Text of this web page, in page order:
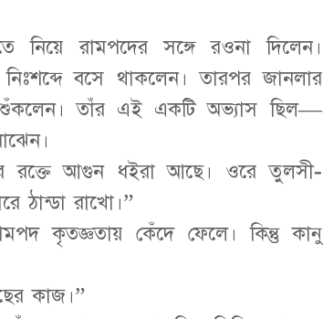
নিয়ে রামপদের সঙ্গে রওনা দিলেন।
বসে থাকলেন। তারপর জানলার
তাঁর এই একটি অভ্যাস ছিল—
রক্তে আগুন ধইরা আছে। ওরে তুলসী-
ঠান্ডা রাখো।”
কৃতজ্ঞতায় কেঁদে ফেলে। কিন্তু কানু
কাজ।”